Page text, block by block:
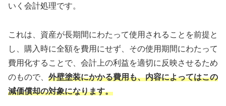
いく会計処理です。
これは、資産が長期間にわたって使用されることを前提と
し、購入時に全額を費用にせず、その使用期間にわたって
費用化することで、会計上の利益を適切に反映させるため
のもので、 外壁塗装にかかる費用も、内容によってはこの
減価償却の対象になります。